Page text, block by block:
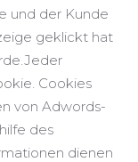
und der Kunde
geklickt hat
Cookies
von Adwords-
des
dienen